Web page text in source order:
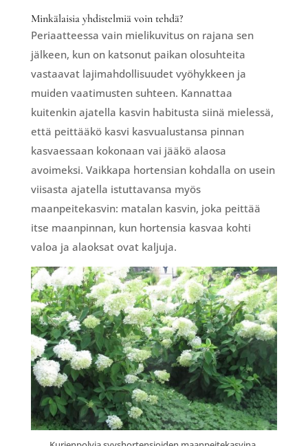
Minkälaisia yhdistelmiä voin tehdä?
Periaatteessa vain mielikuvitus on rajana sen
jälkeen, kun on katsonut paikan olosuhteita
vastaavat lajimahdollisuudet vyöhykkeen ja
muiden vaatimusten suhteen. Kannattaa
kuitenkin ajatella kasvin habitusta siinä mielessä,
että peittääkö kasvi kasvualustansa pinnan
kasvaessaan kokonaan vai jääkö alaosa
avoimeksi. Vaikkapa hortensian kohdalla on usein
viisasta ajatella istuttavansa myös
maanpeitekasvin: matalan kasvin, joka peittää
itse maanpinnan, kun hortensia kasvaa kohti
valoa ja alaoksat ovat kaljuja.